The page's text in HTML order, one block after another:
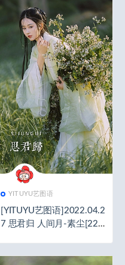
YITUYU艺图语
[YITUYU艺图语]2022.04.2
7 思君归 人间月-素尘[22+